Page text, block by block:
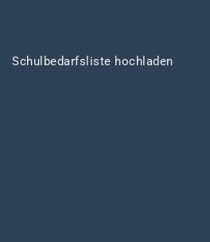
Schulbedarfsliste hochladen